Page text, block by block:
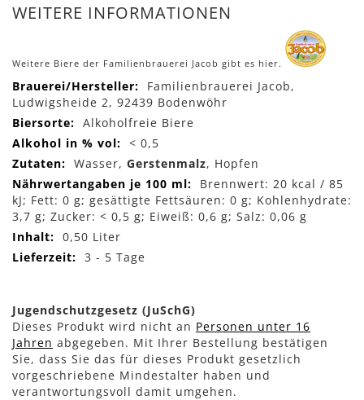
WEITERE INFORMATIONEN
Weitere Biere der Familienbrauerei Jacob gibt es hier.
Mehr
Informationen
Familienbrauerei Jacob,
Ludwigsheide 2, 92439 Bodenwöhr
Alkoholfreie Biere
< 0,5
Wasser, Gerstenmalz, Hopfen
Brennwert: 20 kcal / 85
kJ; Fett: 0 g; gesättigte Fettsäuren: 0 g; Kohlenhydrate:
3,7 g; Zucker: < 0,5 g; Eiweiß: 0,6 g; Salz: 0,06 g
0,50 Liter
3 - 5 Tage
Jugendschutzgesetz (JuSchG)
Dieses Produkt wird nicht an Personen unter 16
Jahren abgegeben. Mit Ihrer Bestellung bestätigen
Sie, dass Sie das für dieses Produkt gesetzlich
vorgeschriebene Mindestalter haben und
verantwortungsvoll damit umgehen.